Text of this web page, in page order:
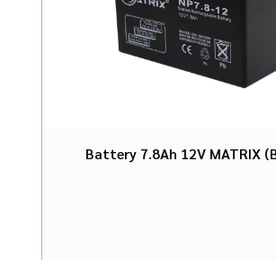
Battery 7.8Ah 12V MATRIX